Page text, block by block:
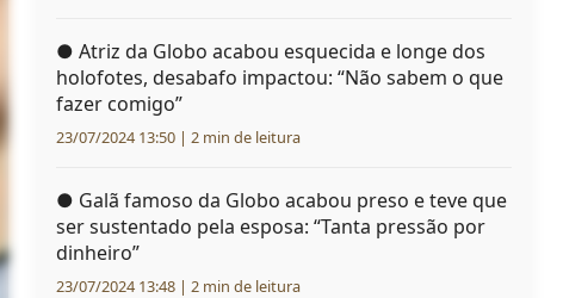
● Atriz da Globo acabou esquecida e longe dos
holofotes, desabafo impactou: “Não sabem o que
fazer comigo”
23/07/2024 13:50 | 2 min de leitura
● Galã famoso da Globo acabou preso e teve que
ser sustentado pela esposa: “Tanta pressão por
dinheiro”
23/07/2024 13:48 | 2 min de leitura